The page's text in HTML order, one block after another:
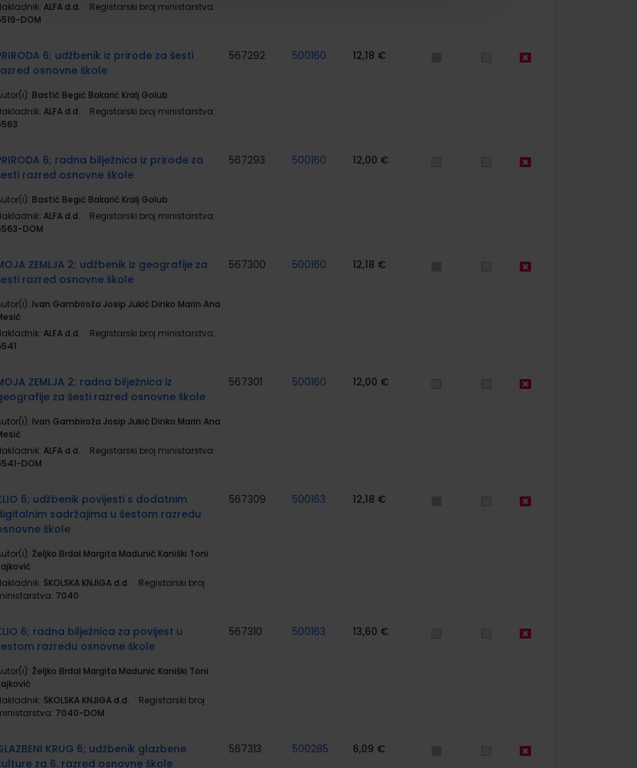
ALFA d.d.
Registarski broj ministarstva:
DOM
6; udžbenik iz prirode za šesti
osnovne škole
Bastić Begić Bakarić Kralj Golub
ALFA d.d.
Registarski broj ministarstva:
567292 500160 12,18 €
6; radna bilježnica iz prirode za
razred osnovne škole
Bastić Begić Bakarić Kralj Golub
ALFA d.d.
Registarski broj ministarstva:
DOM
567293 500160 12,00 €
ZEMLJA 2; udžbenik iz geografije za
razred osnovne škole
Ivan Gambiroža Josip Jukić Dinko Marin Ana
ALFA d.d.
Registarski broj ministarstva:
567300 500160 12,18 €
ZEMLJA 2; radna bilježnica iz
za šesti razred osnovne škole
Ivan Gambiroža Josip Jukić Dinko Marin Ana
ALFA d.d.
Registarski broj ministarstva:
DOM
567301 500160 12,00 €
6; udžbenik povijesti s dodatnim
sadržajima u šestom razredu
škole
Željko Brdal Margita Madunić Kaniški Toni
ŠKOLSKA KNJIGA d.d.
Registarski broj
7040
567309 500163 12,18 €
6; radna bilježnica za povijest u
razredu osnovne škole
Željko Brdal Margita Madunić Kaniški Toni
ŠKOLSKA KNJIGA d.d.
Registarski broj
7040-DOM
567310 500163 13,60 €
KRUG 6; udžbenik glazbene
za 6. razred osnovne škole
567313 500285 6,09 €